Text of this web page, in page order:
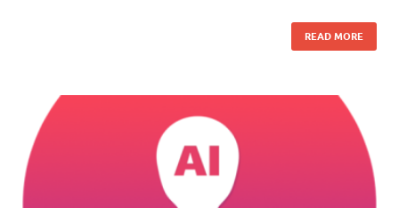
READ MORE